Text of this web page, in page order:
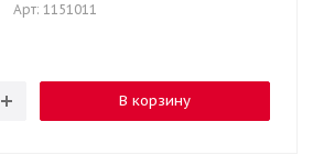
Арт: 1151011
В корзину